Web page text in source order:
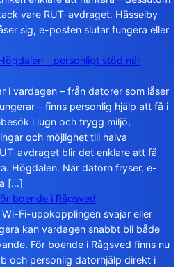
vare RUT-avdraget. Hässelby
sig, e-posten slutar fungera eller
– personligt stöd när
i vardagen – från datorer som låser
– finns personlig hjälp att få i
i lugn och trygg miljö,
och möjlighet till halva
avdraget blir det enklare att få
Högdalen. När datorn fryser, e-
[…]
boende i Rågsved
Fi-uppkopplingen svajar eller
kan vardagen snabbt bli både
För boende i Rågsved finns nu
och personlig datorhjälp direkt i